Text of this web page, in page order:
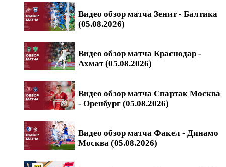
Видео обзор матча Зенит - Балтика
(05.08.2026)
Видео обзор матча Краснодар -
Ахмат (05.08.2026)
Видео обзор матча Спартак Москва
- Оренбург (05.08.2026)
Видео обзор матча Факел - Динамо
Москва (05.08.2026)